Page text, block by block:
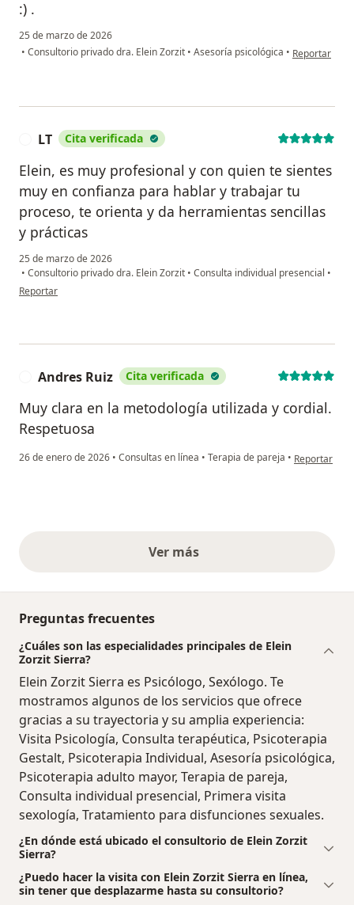
:) .
25 de marzo de 2026
• Consultorio privado dra. Elein Zorzit • Asesoría psicológica • en opinión
Reportar
LT Cita verificada
Elein, es muy profesional y con quien te sientes
muy en confianza para hablar y trabajar tu
proceso, te orienta y da herramientas sencillas
y prácticas
25 de marzo de 2026
• Consultorio privado dra. Elein Zorzit • Consulta individual presencial •
en opinión del usuario LT
Reportar
Andres Ruiz Cita verificada
Muy clara en la metodología utilizada y cordial.
Respetuosa
26 de enero de 2026 • Consultas en línea • Terapia de pareja • en opinión
Reportar
Ver másopiniones anteriores
Preguntas frecuentes
¿Cuáles son las especialidades principales de Elein
Zorzit Sierra?
Elein Zorzit Sierra es Psicólogo, Sexólogo. Te
mostramos algunos de los servicios que ofrece
gracias a su trayectoria y su amplia experiencia:
Visita Psicología, Consulta terapéutica, Psicoterapia
Gestalt, Psicoterapia Individual, Asesoría psicológica,
Psicoterapia adulto mayor, Terapia de pareja,
Consulta individual presencial, Primera visita
sexología, Tratamiento para disfunciones sexuales.
¿En dónde está ubicado el consultorio de Elein Zorzit
Sierra?
¿Puedo hacer la visita con Elein Zorzit Sierra en línea,
sin tener que desplazarme hasta su consultorio?